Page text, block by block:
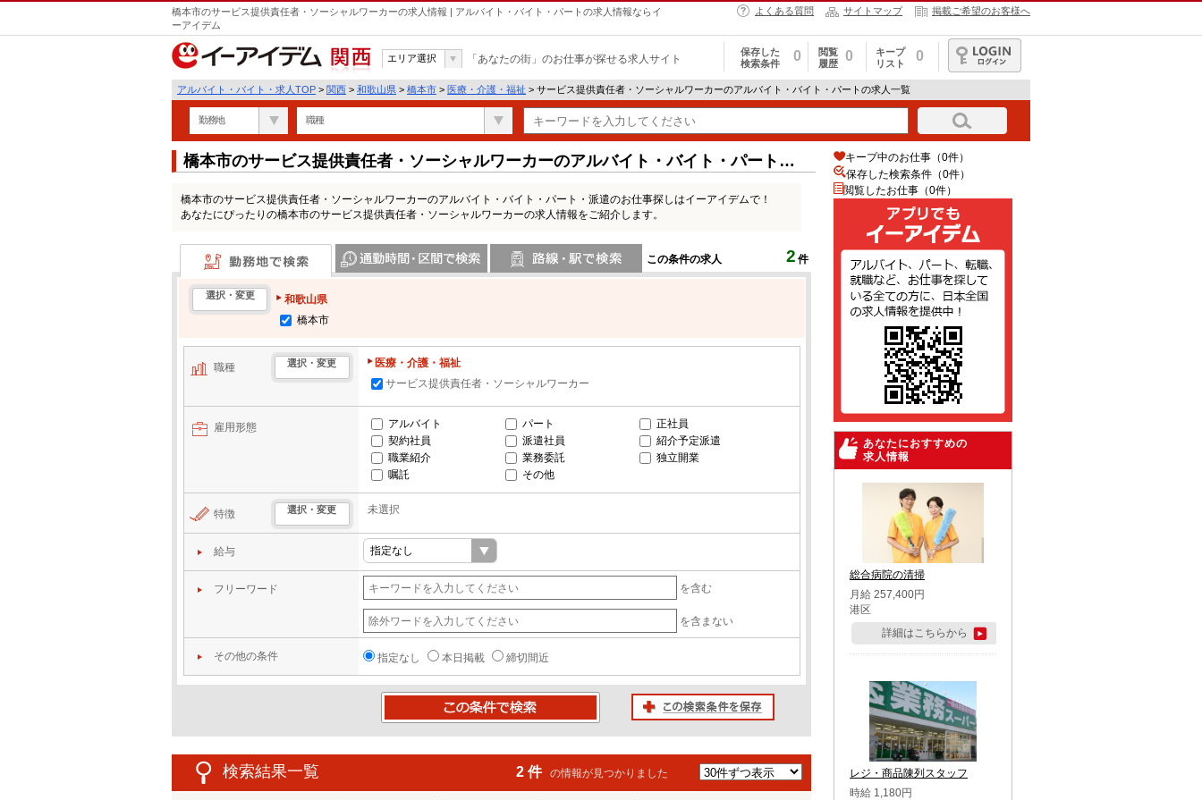
橋本市のサービス提供責任者・ソーシャルワーカーの求人情報 | アルバイト・バイト・パートの求人情報ならイ
ーアイデム
よくある質問 サイトマップ 掲載ご希望のお客様へ
関西
エリア選択 「あなたの街」のお仕事が探せる求人サイト
保存した
検索条件
0
閲覧
履歴
0
キープ
リスト
0
ログイン
アルバイト・バイト・求人TOP > 関西 > 和歌山県 > 橋本市 > 医療・介護・福祉 > サービス提供責任者・ソーシャルワーカーのアルバイト・バイト・パートの求人一覧
勤務地 職種
橋本市のサービス提供責任者・ソーシャルワーカーのアルバイト・バイト・パートの
橋本市のサービス提供責任者・ソーシャルワーカーのアルバイト・バイト・パート・派遣のお仕事探しはイーアイデムで！
あなたにぴったりの橋本市のサービス提供責任者・ソーシャルワーカーの求人情報をご紹介します。
この条件の求人 2 件
勤務地で検索
選択・変更
和歌山県
橋本市
職種 選択・変更
医療・介護・福祉
サービス提供責任者・ソーシャルワーカー
雇用形態 アルバイト パート
正社員
契約社員
派遣社員
紹介予定派遣
職業紹介
業務委託
独立開業
嘱託
その他
特徴 選択・変更 未選択
給与
フリーワード を含む
を含まない
その他の条件 指定なし 本日掲載 締切間近
検索結果一覧 2 件 の情報が見つかりました
キープ中のお仕事（0件）
保存した検索条件（0件）
閲覧したお仕事（0件）
あなたにおすすめの
求人情報
総合病院の清掃
月給 257,400円
港区
詳細はこちらから
レジ・商品陳列スタッフ
時給 1,180円